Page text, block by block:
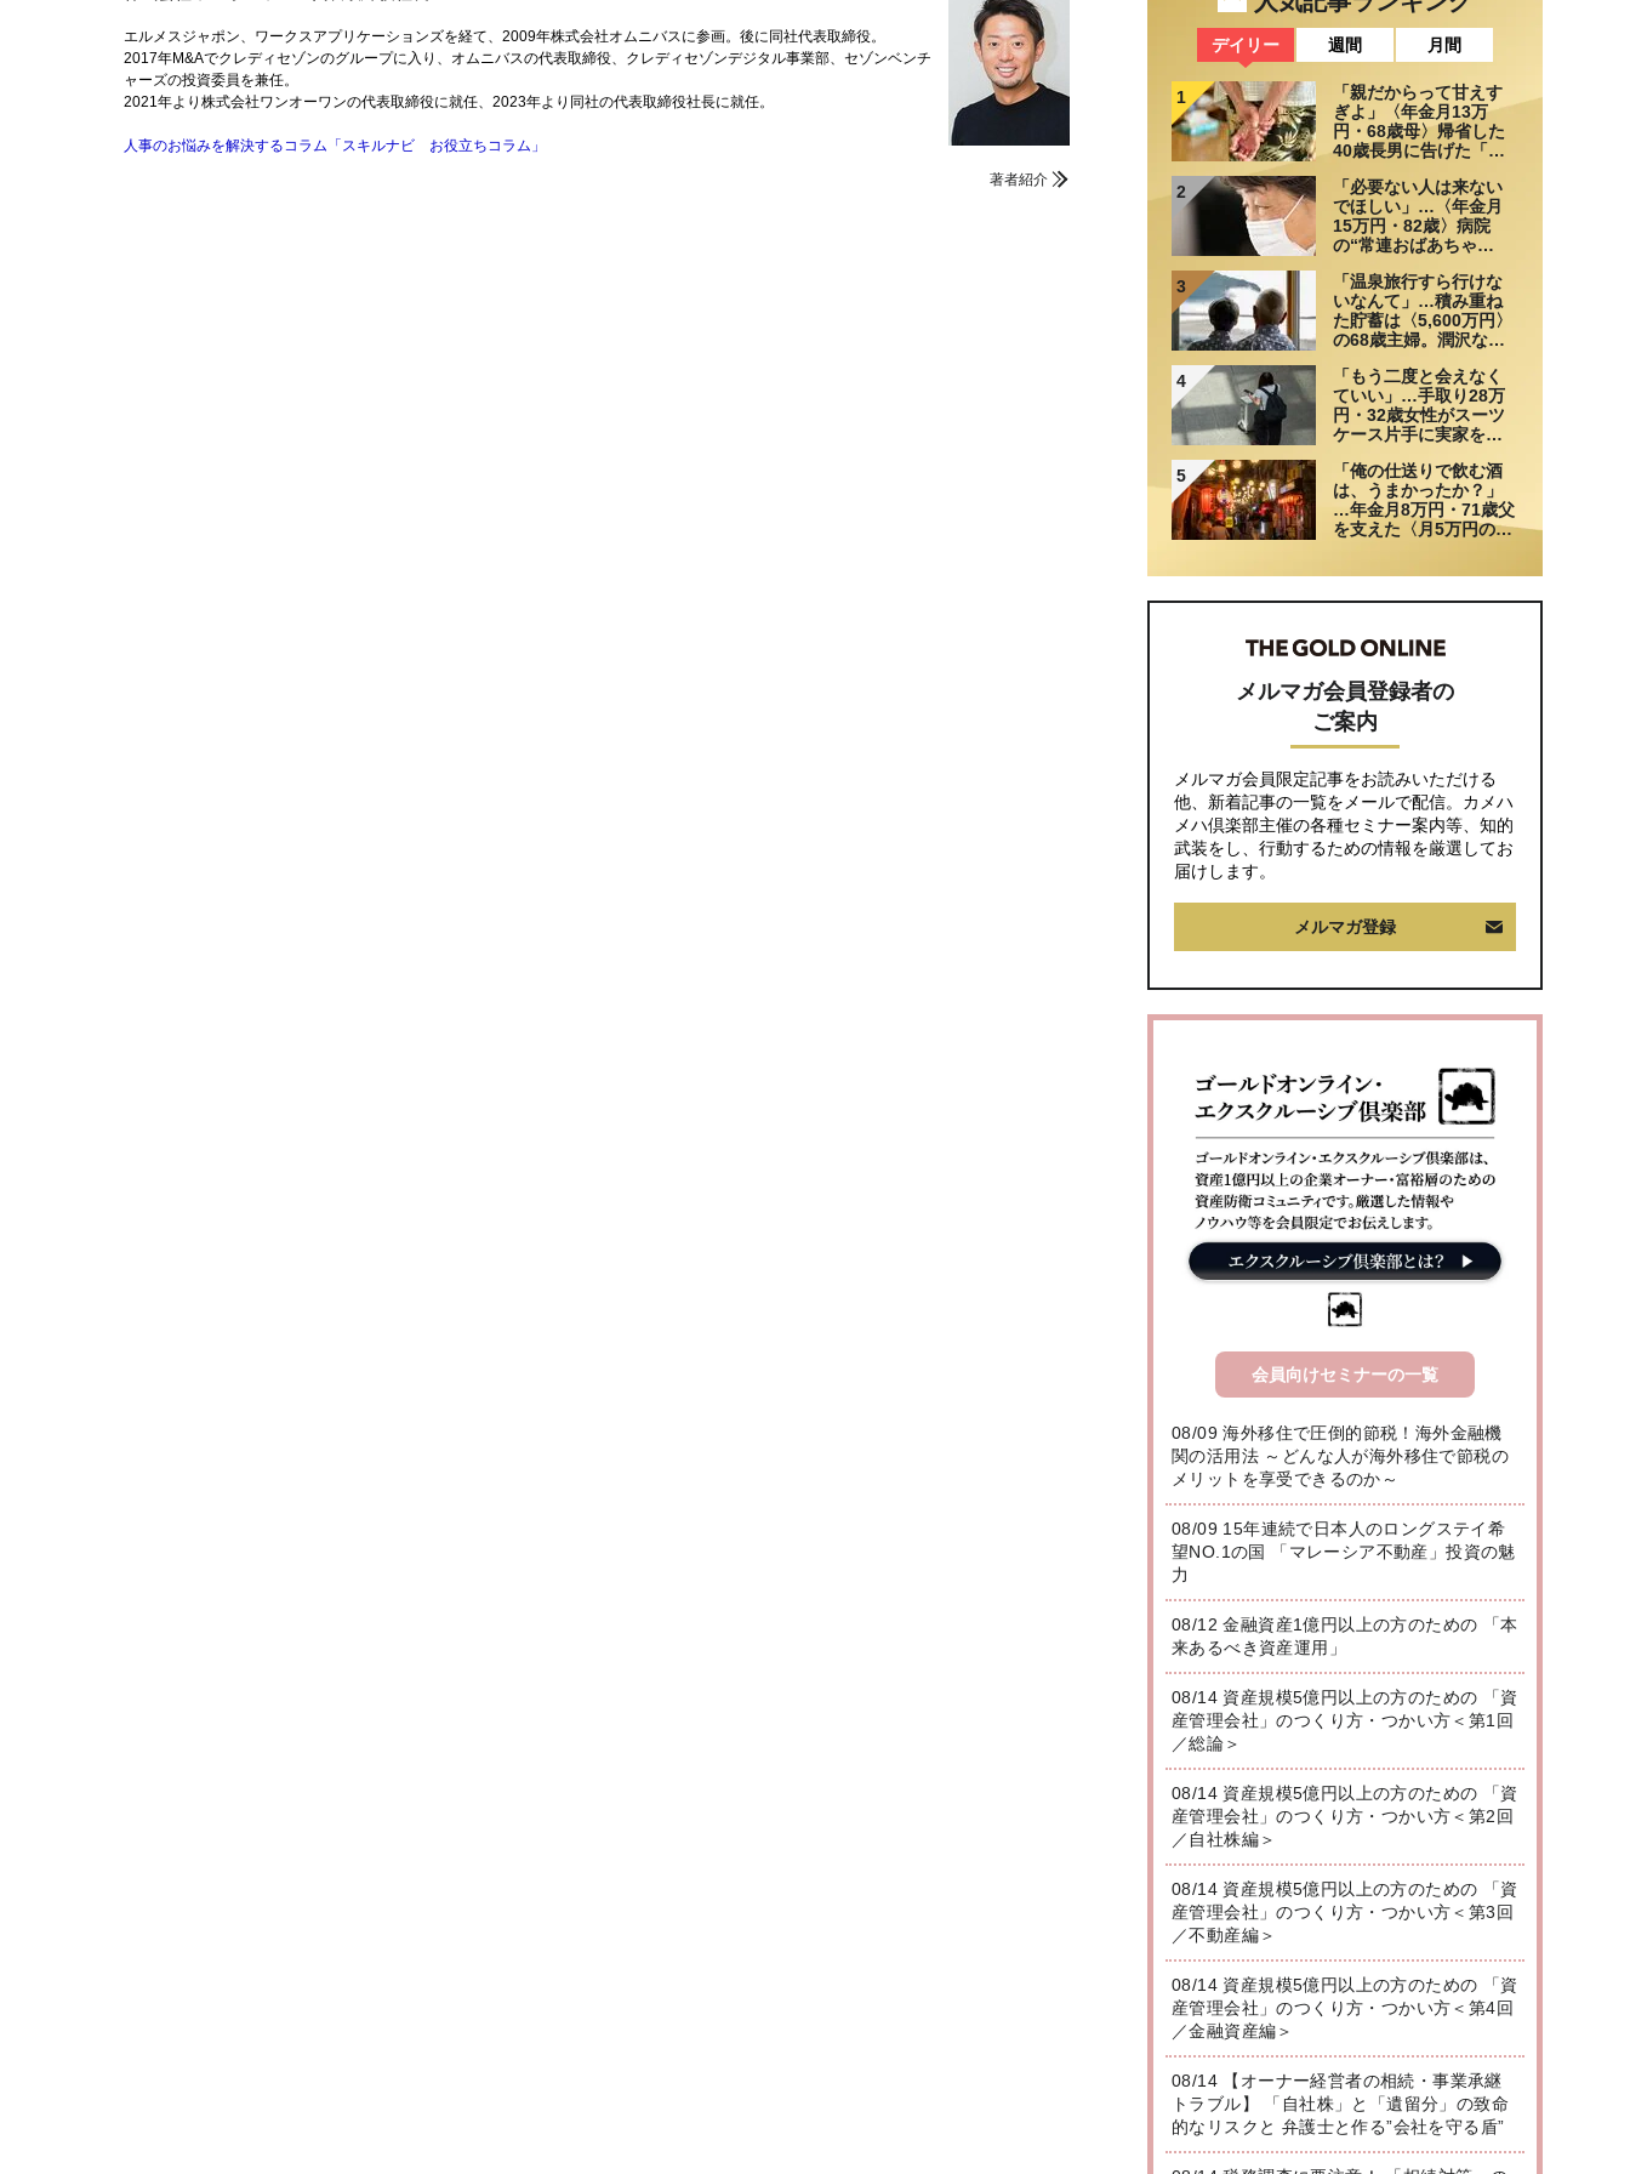
エルメスジャポン、ワークスアプリケーションズを経て、2009年株式会社オムニバスに参画。後に同社代表取締役。
2017年M&Aでクレディセゾンのグループに入り、オムニバスの代表取締役、クレディセゾンデジタル事業部、セゾンベンチ
ャーズの投資委員を兼任。
2021年より株式会社ワンオーワンの代表取締役に就任、2023年より同社の代表取締役社長に就任。
人事のお悩みを解決するコラム「スキルナビ お役立ちコラム」
著者紹介
デイリー 週間 月間
1
「親だからって甘えす
ぎよ」〈年金月13万
円・68歳母〉帰省した
40歳長男に告げた「も
2
「必要ない人は来ない
でほしい」…〈年金月
15万円・82歳〉病院
の“常連おばあちゃ
社員の本音。それでも
通い続ける理由
3
「温泉旅行すら行けな
いなんて」…積み重ね
た貯蓄は〈5,600万円〉
の68歳主婦。潤沢な老
「馬鹿だった」肩を落
とす理由
4
「もう二度と会えなく
ていい」…手取り28万
円・32歳女性がスーツ
ケース片手に実家を飛
は66歳母の「背筋の凍
る一言」
5
「俺の仕送りで飲む酒
は、うまかったか？」
…年金月8万円・71歳父
を支えた〈月5万円の援
メルマガ会員登録者の
ご案内
メルマガ会員限定記事をお読みいただける
他、新着記事の一覧をメールで配信。カメハ
メハ倶楽部主催の各種セミナー案内等、知的
武装をし、行動するための情報を厳選してお
届けします。
メルマガ登録
会員向けセミナーの一覧
08/09 海外移住で圧倒的節税！海外金融機
関の活用法 ～どんな人が海外移住で節税の
メリットを享受できるのか～
08/09 15年連続で日本人のロングステイ希
望NO.1の国 「マレーシア不動産」投資の魅
力
08/12 金融資産1億円以上の方のための 「本
来あるべき資産運用」
08/14 資産規模5億円以上の方のための 「資
産管理会社」のつくり方・つかい方＜第1回
／総論＞
08/14 資産規模5億円以上の方のための 「資
産管理会社」のつくり方・つかい方＜第2回
／自社株編＞
08/14 資産規模5億円以上の方のための 「資
産管理会社」のつくり方・つかい方＜第3回
／不動産編＞
08/14 資産規模5億円以上の方のための 「資
産管理会社」のつくり方・つかい方＜第4回
／金融資産編＞
08/14 【オーナー経営者の相続・事業承継
トラブル】 「自社株」と「遺留分」の致命
的なリスクと 弁護士と作る”会社を守る盾”